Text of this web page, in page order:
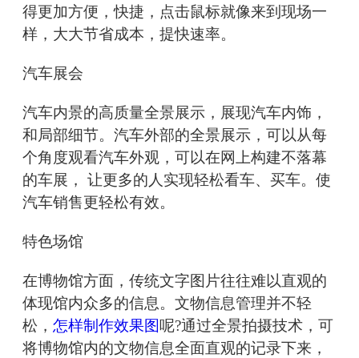
得更加方便，快捷，点击鼠标就像来到现场一
样，大大节省成本，提快速率。
汽车展会
汽车内景的高质量全景展示，展现汽车内饰，
和局部细节。汽车外部的全景展示，可以从每
个角度观看汽车外观，可以在网上构建不落幕
的车展， 让更多的人实现轻松看车、买车。使
汽车销售更轻松有效。
特色场馆
在博物馆方面，传统文字图片往往难以直观的
体现馆内众多的信息。文物信息管理并不轻
松， 怎样制作效果图 呢?通过全景拍摄技术，可
将博物馆内的文物信息全面直观的记录下来，